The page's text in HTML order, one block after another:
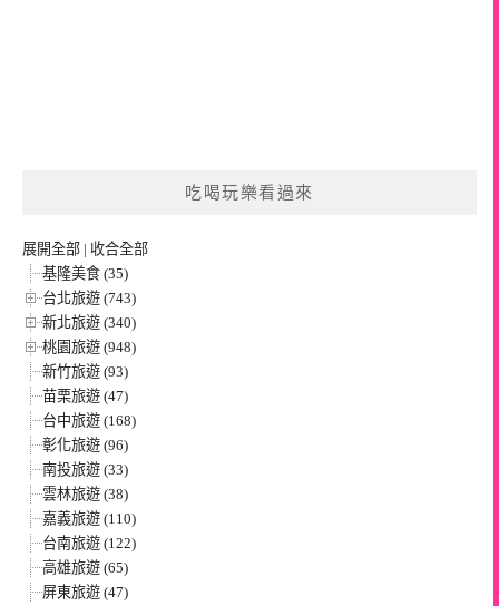
吃喝玩樂看過來
展開全部 | 收合全部
基隆美食 (35)
台北旅遊 (743)
新北旅遊 (340)
桃園旅遊 (948)
新竹旅遊 (93)
苗栗旅遊 (47)
台中旅遊 (168)
彰化旅遊 (96)
南投旅遊 (33)
雲林旅遊 (38)
嘉義旅遊 (110)
台南旅遊 (122)
高雄旅遊 (65)
屏東旅遊 (47)